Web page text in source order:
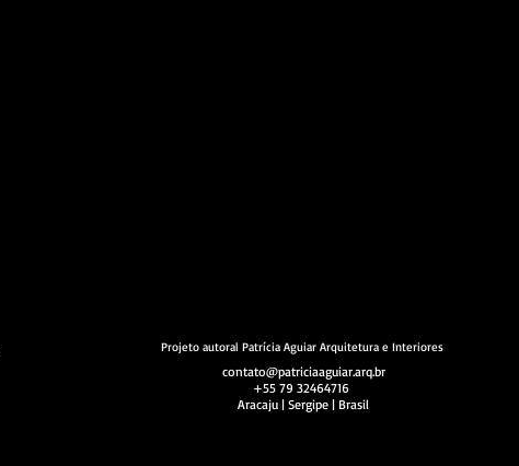
Projeto autoral Patrícia Aguiar Arquitetura e Interiores
contato@patriciaaguiar.arq.br
+55 79 32464716
Aracaju | Sergipe | Brasil